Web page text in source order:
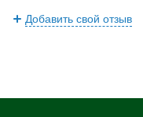
Добавить свой отзыв